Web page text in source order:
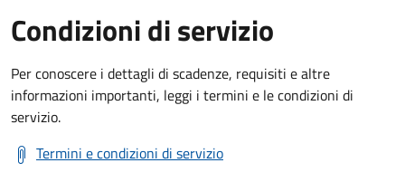
Condizioni di servizio
Per conoscere i dettagli di scadenze, requisiti e altre
informazioni importanti, leggi i termini e le condizioni di
servizio.
Termini e condizioni di servizio